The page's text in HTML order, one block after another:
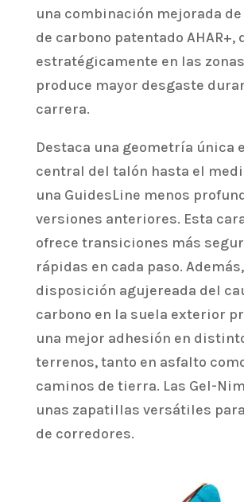
una combinación mejorada
de carbono patentado AHAR+,
estratégicamente en las
produce mayor desgaste
carrera.
Destaca una geometría única
central del talón hasta el
una GuidesLine menos
versiones anteriores. Esta
ofrece transiciones más
rápidas en cada paso.
disposición agujereada del
carbono en la suela exterior
una mejor adhesión en
terrenos, tanto en asfalto
caminos de tierra. Las Gel-
unas zapatillas versátiles
de corredores.